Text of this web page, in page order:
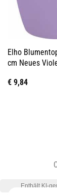
Elho
cm Neues
€9,84